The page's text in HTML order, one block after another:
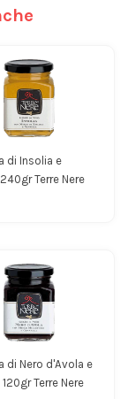
di Insolia e
Terre Nere
di Nero d'Avola e
Terre Nere